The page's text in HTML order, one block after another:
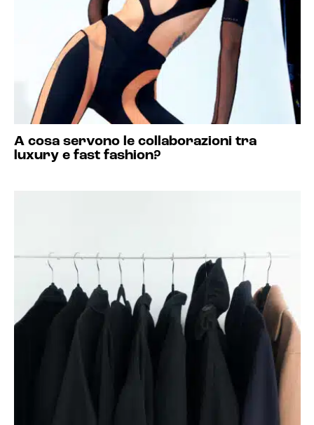
A cosa servono le collaborazioni tra
luxury e fast fashion?